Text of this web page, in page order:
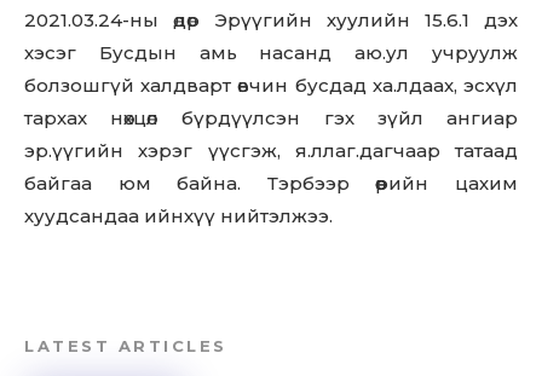
2021.03.24-ны өдөр Эрүүгийн хуулийн 15.6.1 дэх
хэсэг Бусдын амь насанд аю.ул учруулж
болзошгүй халдварт өвчин бусдад ха.лдаах, эсхүл
тархах нөхцөл бүрдүүлсэн гэх зүйл ангиар
эр.үүгийн хэрэг үүсгэж, я.ллаг.дагчаар татаад
байгаа юм байна. Тэрбээр өөрийн цахим
хуудсандаа ийнхүү нийтэлжээ.
LATEST ARTICLES